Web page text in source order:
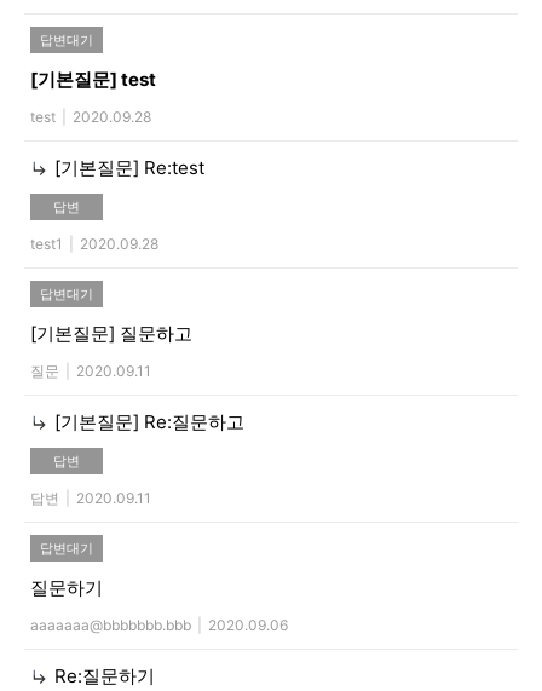
답변대기
[기본질문] test
test 2020.09.28
[기본질문] Re:test
답변
test1 2020.09.28
답변대기
[기본질문] 질문하고
질문 2020.09.11
[기본질문] Re:질문하고
답변
답변 2020.09.11
답변대기
질문하기
aaaaaaa@bbbbbbb.bbb 2020.09.06
Re:질문하기